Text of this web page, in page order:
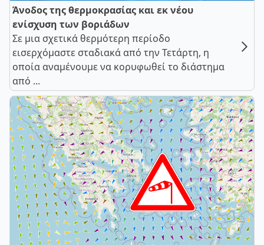
Άνοδος της θερμοκρασίας και εκ νέου
ενίσχυση των βοριάδων
Σε μια σχετικά θερμότερη περίοδο
εισερχόμαστε σταδιακά από την Τετάρτη, η
οποία αναμένουμε να κορυφωθεί το διάστημα
από ...